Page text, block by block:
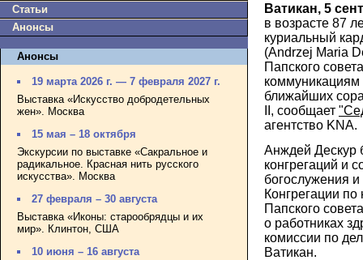
Статьи
Анонсы
Анонсы
19 марта 2026 г. — 7 февраля 2027 г.
Выставка «Искусство добродетельных
жен». Москва
15 мая – 18 октября
Экскурсии по выставке «Сакральное и
радикальное. Красная нить русского
искусства». Москва
27 февраля – 30 августа
Выставка «Иконы: старообрядцы и их
мир». Клинтон, США
10 июня – 16 августа
Ватикан, 5
в возрасте 87
куриальный
(Andrzej Maria
Папского
коммуникациям
ближайших
II, сообщает
агентство KNA.
Анждей Дескур
конгрегаций и
богослужения
Конгрегации
Папского
о работниках
комиссии по
Ватикан.